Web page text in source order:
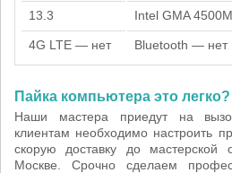
13.3 Intel GMA
4G LTE — нет Bluetooth — нет
Пайка компьютера это легко?
Наши мастера приедут на
клиентам необходимо настроить
скорую доставку до
Москве. Срочно сделаем